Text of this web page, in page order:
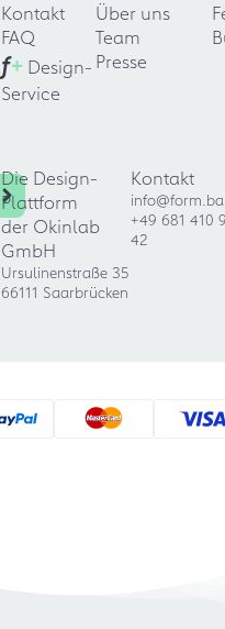
Kontakt
FAQ
f+ Design-
Service
Über uns
Team
Presse
Die Design-
Plattform
der Okinlab
GmbH
Ursulinenstraße 35
66111 Saarbrücken
Kontakt
+49 681 410
42